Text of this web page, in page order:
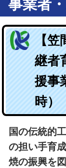
事業者
【
継者
援事
時）
国の伝統的
の担い手育
焼の振興を